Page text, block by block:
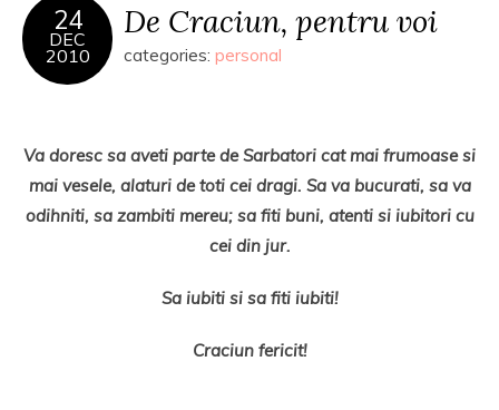
24
DEC
2010
De Craciun, pentru voi
categories: personal
Va doresc sa aveti parte de Sarbatori cat mai frumoase si
mai vesele, alaturi de toti cei dragi. Sa va bucurati, sa va
odihniti, sa zambiti mereu; sa fiti buni, atenti si iubitori cu
cei din jur.
Sa iubiti si sa fiti iubiti!
Craciun fericit!